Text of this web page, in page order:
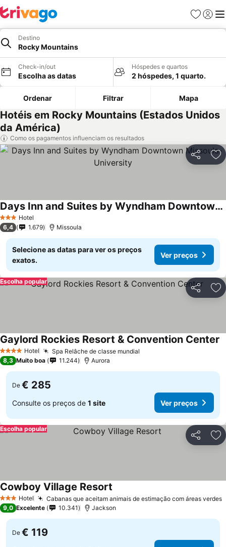
Favoritos
Iniciar
Destino
Rocky Mountains
Check-in/out
Escolha as datas
Hóspedes e quartos
2 hóspedes, 1 quarto.
Ordenar Filtrar Mapa
Hotéis em Rocky Mountains (Estados Unidos
da América)
Como os pagamentos influenciam os resultados
Partilhar
3 EstrelasHotel
Days Inn and Suites by Wyndham Downtown Missoula-University
Ver preços
6,4 1.679 Missoula
Selecione as datas para ver os preços
exatos.
Ver preços
Partilhar
Escolha popular
4 EstrelasHotel Spa Relâche de classe mundial
Gaylord Rockies Resort & Convention Center
8,3 Muito boa 11.244 Aurora
De € 285
Consulte os preços de 1 site Ver preços
Partilhar
Escolha popular
3 EstrelasHotel Cabanas que aceitam animais de estimação com áreas verdes
Cowboy Village Resort
9,0 Excelente 10.341 Jackson
De € 119